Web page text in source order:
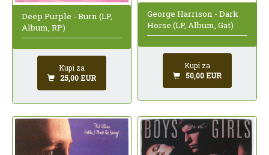
Deep Purple - Burn (LP,
Album, RP)
Kupi za
25,00 EUR
George Harrison - Dark
Horse (LP, Album, Gat)
Kupi za
50,00 EUR